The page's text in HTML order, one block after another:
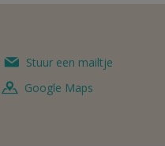
Stuur een mailtje
Google Maps